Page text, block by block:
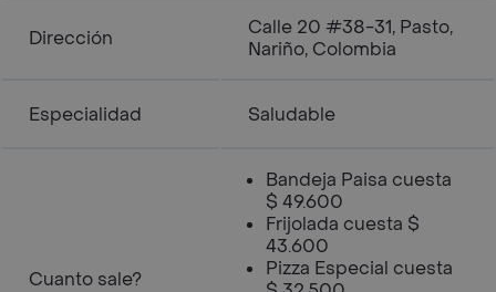
Dirección
Calle 20 #38-31, Pasto,
Nariño, Colombia
Especialidad Saludable
Cuanto sale?
Bandeja Paisa cuesta
$ 49.600
Frijolada cuesta $
43.600
Pizza Especial cuesta